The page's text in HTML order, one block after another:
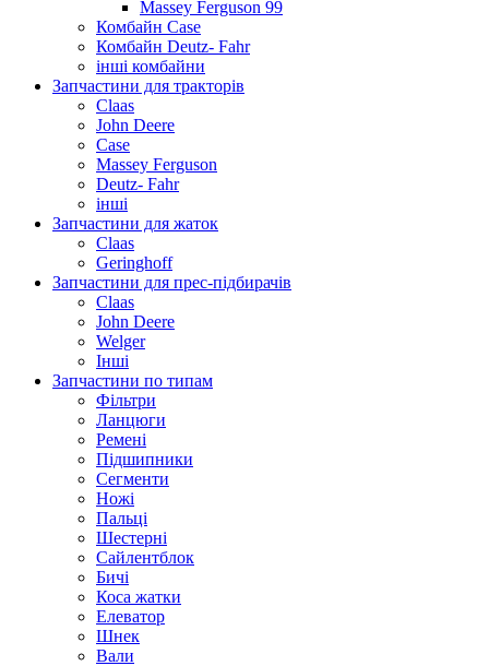
Massey Ferguson 99
Комбайн Case
Комбайн Deutz- Fahr
інші комбайни
Запчастини для тракторів
Claas
John Deere
Case
Massey Ferguson
Deutz- Fahr
інші
Запчастини для жаток
Claas
Geringhoff
Запчастини для прес-підбирачів
Claas
John Deere
Welger
Інші
Запчастини по типам
Фільтри
Ланцюги
Ремені
Підшипники
Сегменти
Ножі
Пальці
Шестерні
Сайлентблок
Бичі
Коса жатки
Елеватор
Шнек
Вали